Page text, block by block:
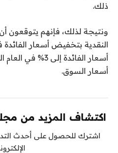
ذلك.
ونتيجة لذلك، فإنهم يتوقعون
النقدية بتخفيض أسعار
أسعار السوق.
اكتشاف المزيد من
اشترك للحصول على أحدث